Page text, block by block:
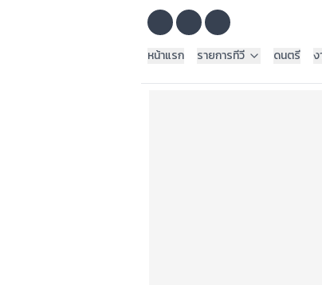
หน้าแรก
รายการทีวี ดนตรี